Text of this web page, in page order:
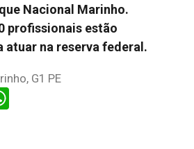
Nacional Marinho.
profissionais estão
atuar na reserva federal.
G1 PE